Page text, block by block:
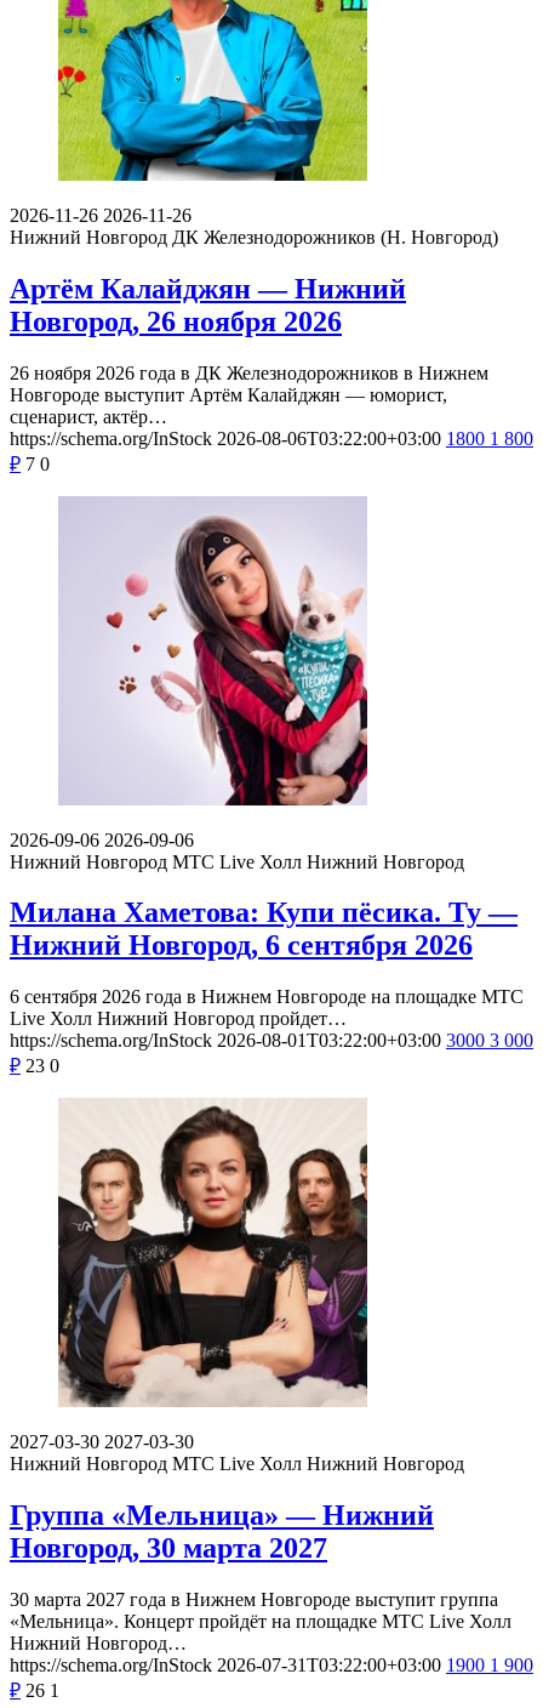
2026-11-26 2026-11-26
Нижний Новгород ДК Железнодорожников (Н. Новгород)
Артём Калайджян — Нижний
Новгород, 26 ноября 2026
26 ноября 2026 года в ДК Железнодорожников в Нижнем
Новгороде выступит Артём Калайджян — юморист,
сценарист, актёр…
https://schema.org/InStock 2026-08-06T03:22:00+03:00 1800 1 800
₽ 7 0
2026-09-06 2026-09-06
Нижний Новгород МТС Live Холл Нижний Новгород
Милана Хаметова: Купи пёсика. Ту —
Нижний Новгород, 6 сентября 2026
6 сентября 2026 года в Нижнем Новгороде на площадке МТС
Live Холл Нижний Новгород пройдет…
https://schema.org/InStock 2026-08-01T03:22:00+03:00 3000 3 000
₽ 23 0
2027-03-30 2027-03-30
Нижний Новгород МТС Live Холл Нижний Новгород
Группа «Мельница» — Нижний
Новгород, 30 марта 2027
30 марта 2027 года в Нижнем Новгороде выступит группа
«Мельница». Концерт пройдёт на площадке МТС Live Холл
Нижний Новгород…
https://schema.org/InStock 2026-07-31T03:22:00+03:00 1900 1 900
₽ 26 1